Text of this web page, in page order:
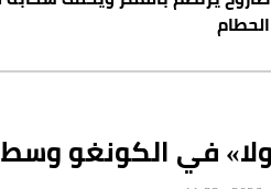
الحطام